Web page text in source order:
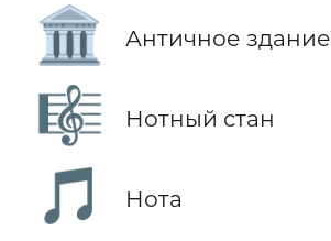
🏛️ Античное здание
🎼 Нотный стан
🎵 Нота